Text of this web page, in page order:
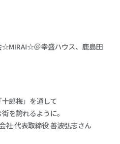
☆MIRAI☆＠幸盛ハウス、鹿島田
郎梅」を通して
を誇れるように。
社 代表取締役 善波弘志さん